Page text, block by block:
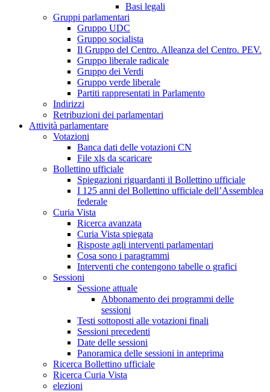
Basi legali
Gruppi parlamentari
Gruppo UDC
Gruppo socialista
Il Gruppo del Centro. Alleanza del Centro. PEV.
Gruppo liberale radicale
Gruppo dei Verdi
Gruppo verde liberale
Partiti rappresentati in Parlamento
Indirizzi
Retribuzioni dei parlamentari
Attività parlamentare
Votazioni
Banca dati delle votazioni CN
File xls da scaricare
Bollettino ufficiale
Spiegazioni riguardanti il Bollettino ufficiale
I 125 anni del Bollettino ufficiale dell’Assemblea
federale
Curia Vista
Ricerca avanzata
Curia Vista spiegata
Risposte agli interventi parlamentari
Cosa sono i paragrammi
Interventi che contengono tabelle o grafici
Sessioni
Sessione attuale
Abbonamento dei programmi delle
sessioni
Testi sottoposti alle votazioni finali
Sessioni precedenti
Date delle sessioni
Panoramica delle sessioni in anteprima
Ricerca Bollettino ufficiale
Ricerca Curia Vista
elezioni